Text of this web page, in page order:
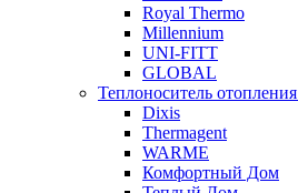
Royal Thermo
Millennium
UNI-FITT
GLOBAL
Теплоноситель отопления
Dixis
Thermagent
WARME
Комфортный Дом